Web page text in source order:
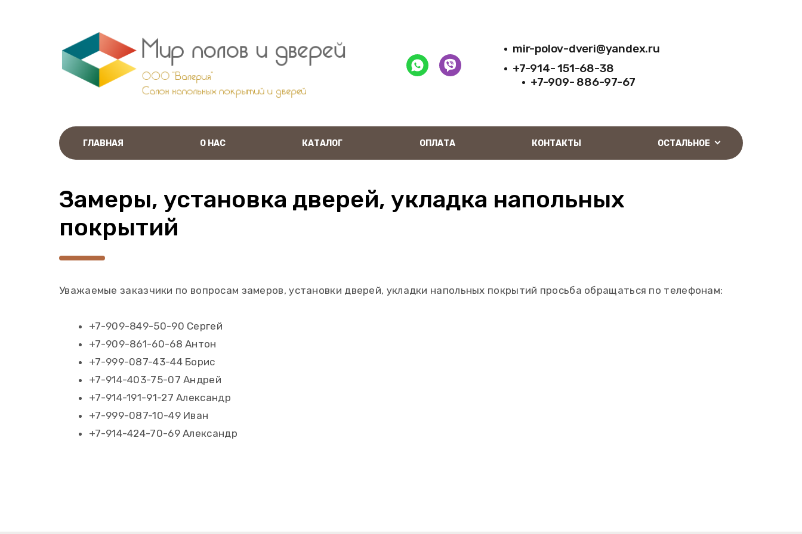
mir-polov-dveri@yandex.ru
+7-914- 151-68-38
+7-909- 886-97-67
ГЛАВНАЯ О НАС КАТАЛОГ ОПЛАТА КОНТАКТЫ ОСТАЛЬНОЕ
Замеры, установка дверей, укладка напольных
покрытий
Уважаемые заказчики по вопросам замеров, установки дверей, укладки напольных покрытий просьба обращаться по телефонам:
+7-909-849-50-90 Сергей
+7-909-861-60-68 Антон
+7-999-087-43-44 Борис
+7-914-403-75-07 Андрей
+7-914-191-91-27 Александр
+7-999-087-10-49 Иван
+7-914-424-70-69 Александр